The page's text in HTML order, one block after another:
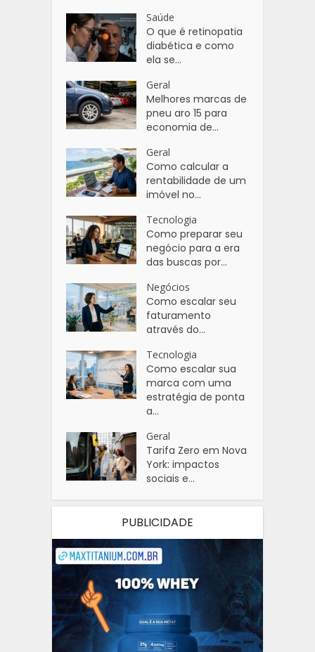
Saúde
O que é retinopatia
diabética e como
ela se...
Geral
Melhores marcas de
pneu aro 15 para
economia de...
Geral
Como calcular a
rentabilidade de um
imóvel no...
Tecnologia
Como preparar seu
negócio para a era
das buscas por...
Negócios
Como escalar seu
faturamento
através do...
Tecnologia
Como escalar sua
marca com uma
estratégia de ponta
a...
Geral
Tarifa Zero em Nova
York: impactos
sociais e...
PUBLICIDADE